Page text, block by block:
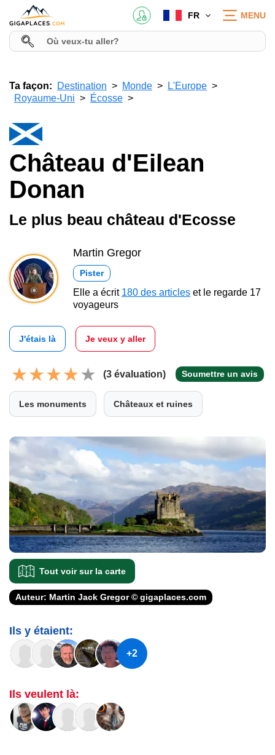
FR MENU
Ta façon: Destination Monde
L'Europe
Royaume-Uni
Écosse
Château d'Eilean
Donan
Le plus beau château d'Ecosse
Martin Gregor
Pister
Elle a écrit 180 des articles et le regarde 17
voyageurs
J'étais là Je veux y aller
(3 évaluation) Soumettre un avis
Les monuments Châteaux et ruines
Tout voir sur la carte
Auteur: Martin Jack Gregor © gigaplaces.com
Ils y étaient:
+2
Ils veulent là: